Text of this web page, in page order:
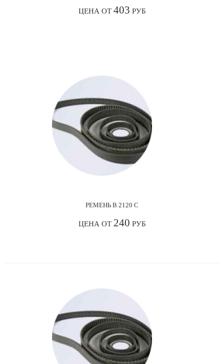
ЦЕНА ОТ 403 РУБ
РЕМЕНЬ В 2120 С
ЦЕНА ОТ 240 РУБ